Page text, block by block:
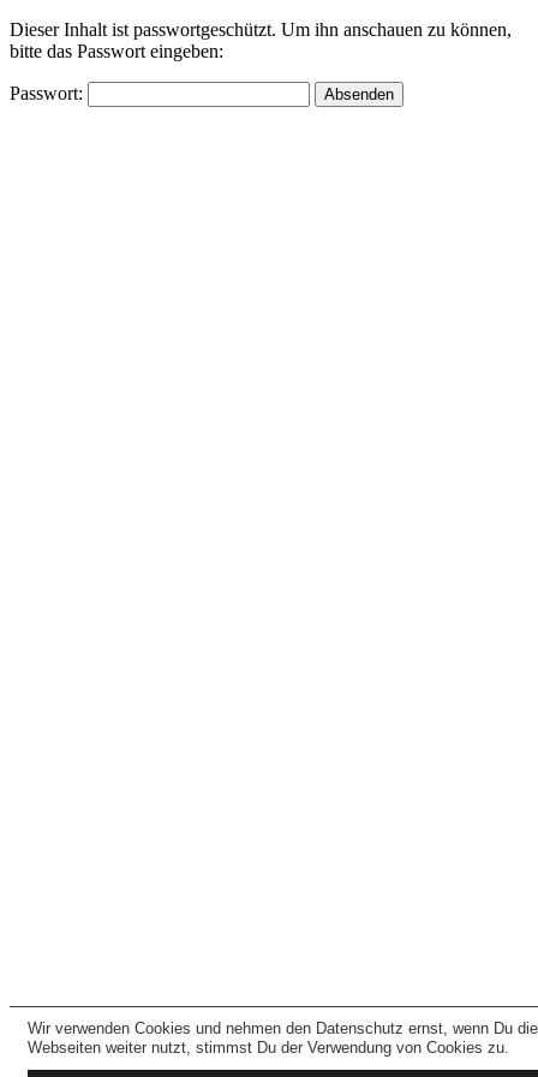
Wir verwenden Cookies und nehmen den Datenschutz ernst, wenn Du
Webseiten weiter nutzt, stimmst Du der Verwendung von Cookies zu.
Dieser Inhalt ist passwortgeschützt. Um ihn anschauen zu können,
bitte das Passwort eingeben:
Passwort: